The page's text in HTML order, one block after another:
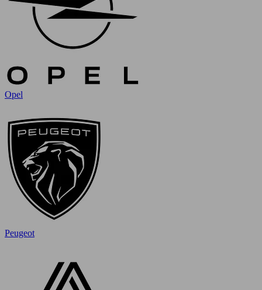
Opel
Peugeot